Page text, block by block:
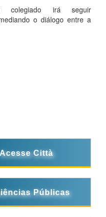
colegiado irá seguir
o diálogo entre a
Acesse Città
Públicas